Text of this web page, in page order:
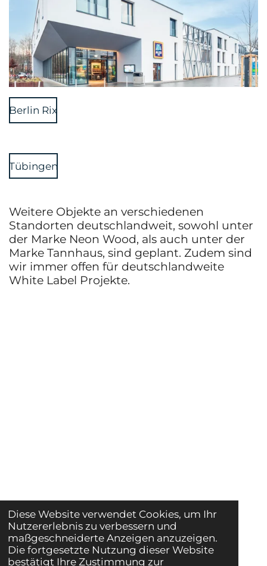
Diese Website verwendet Cookies, um Ihr
Nutzererlebnis zu verbessern und
maßgeschneiderte Anzeigen anzuzeigen.
Die fortgesetzte Nutzung dieser Website
bestätigt Ihre Zustimmung zur
Berlin Rix
Tübingen
Weitere Objekte an verschiedenen
Standorten deutschlandweit, sowohl unter
der Marke Neon Wood, als auch unter der
Marke Tannhaus, sind geplant. Zudem sind
wir immer offen für deutschlandweite
White Label Projekte.
Kontakt
Impressum